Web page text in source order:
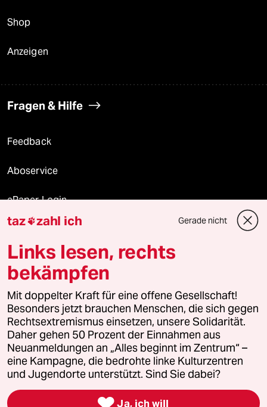
Shop
Anzeigen
Fragen & Hilfe
Feedback
Aboservice
ePaper Login
Downloads für Abonnierende
© 2026 taz Verlags und Vertriebs GmbH
Alle Rechte vorbehalten. Bei rechtlichen Fragen oder für Genehmigungen
wenden Sie sich bitte an lizenzen@taz.de
Feedback Redaktionsstatut Kommune-Richtlinien
Leitlinie Informant Datenschutz Impressum AGB
Seitenwende Einwilligungen widerrufen (Ads)
taz zahl ich Gerade nicht
Links lesen, rechts
bekämpfen
Mit doppelter Kraft für eine offene Gesellschaft!
Besonders jetzt brauchen Menschen, die sich gegen
Rechtsextremismus einsetzen, unsere Solidarität.
Daher gehen 50 Prozent der Einnahmen aus
Neuanmeldungen an „Alles beginnt im Zentrum“ –
eine Kampagne, die bedrohte linke Kulturzentren
und Jugendorte unterstützt. Sind Sie dabei?
 Ja, ich will